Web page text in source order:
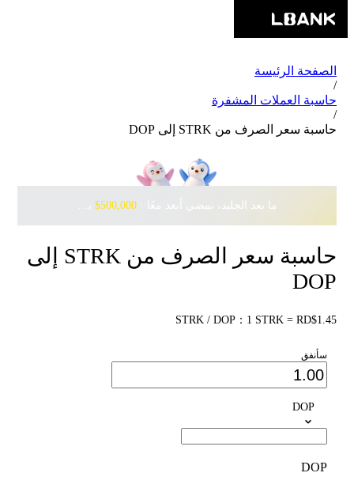
الصفحة الرئيسة
/
حاسبة العملات المشفرة
/
حاسبة سعر الصرف من STRK إلى DOP
ما بعد الجليد، نمضي أبعد معًا · ‎ $500,000بانتظارك مع Pudgy Penguins
حاسبة سعر الصرف من STRK إلى
DOP
STRK / DOP：1 STRK = RD$1.45
سأنفق
DOP
DOP